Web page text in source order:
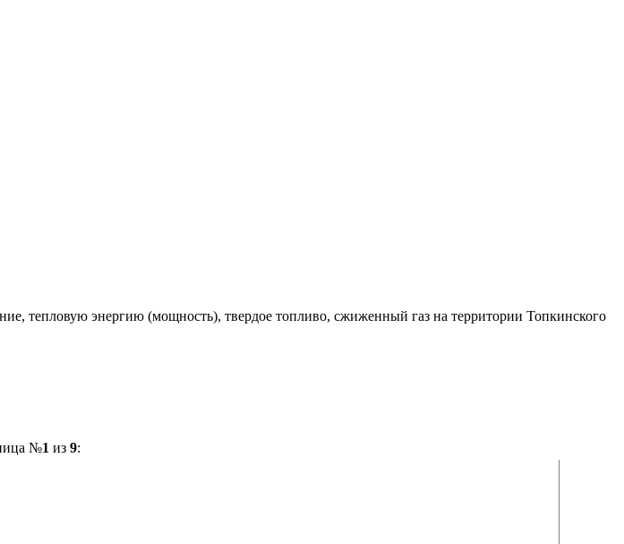
тепловую энергию (мощность), твердое топливо, сжиженный газ на территории Топкинского
№1 из 9: